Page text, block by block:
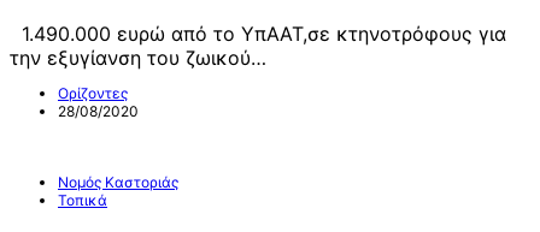
1.490.000 ευρώ από το ΥπΑΑΤ,σε κτηνοτρόφους για
την εξυγίανση του ζωικού…
Ορίζοντες
28/08/2020
Νομός Καστοριάς
Τοπικά